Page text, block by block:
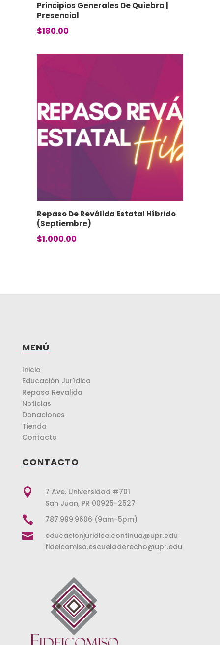
Principios Generales De Quiebra |
Presencial
$180.00
Repaso De Reválida Estatal Híbrido
(Septiembre)
$1,000.00
MENÚ
Inicio
Educación Jurídica
Repaso Revalida
Noticias
Donaciones
Tienda
Contacto
CONTACTO

7 Ave. Universidad #701
San Juan, PR 00925-2527
 787.999.9606 (9am-5pm)

educacionjuridica.continua@upr.edu
fideicomiso.escueladerecho@upr.edu